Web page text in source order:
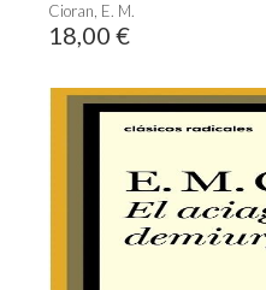
Cioran, E. M.
18,00 €